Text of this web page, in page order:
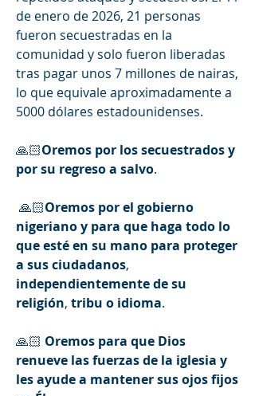
de enero de 2026, 21 personas
fueron secuestradas en la
comunidad y solo fueron liberadas
tras pagar unos 7 millones de nairas,
lo que equivale aproximadamente a
5000 dólares estadounidenses.
🙏🏻Oremos por lossecuestradosy
porsu regresoa salvo.
🙏🏻Oremos porel gobierno
nigerianoy para que haga todo lo
queestéen su mano para proteger
a susciudadanos
independientementedesu
religión, tribu o idioma.
🙏🏻 Oremos para que Dios
renueve las fuerzas de la iglesia y
les ayude a mantenersusojosfijos